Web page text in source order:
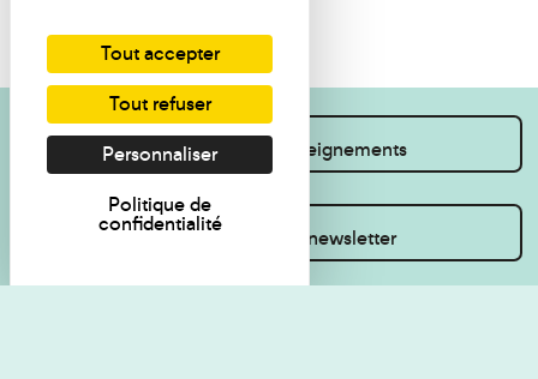
Je souhaite des renseignements
Inscrivez-vous à la newsletter
Tout accepter
Tout refuser
Personnaliser
Politique de
confidentialité